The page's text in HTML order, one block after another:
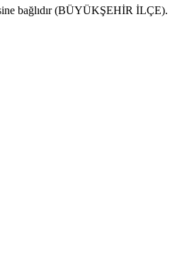
bağlıdır (BÜYÜKŞEHİR İLÇE).